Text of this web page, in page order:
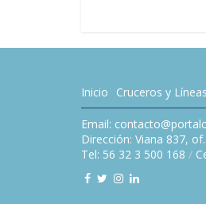
Inicio Cruceros y Líneas
Email:
Dirección: Viana 837,
Tel: 56 32 3 500 168 /